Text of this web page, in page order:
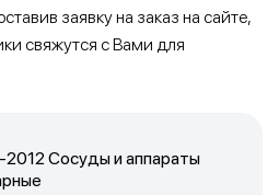
заявку на заказ на сайте,
свяжутся с Вами для
Сосуды и аппараты